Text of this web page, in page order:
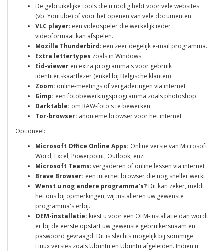
De gebruikelijke tools die u nodig hebt voor vele websites
(vb. Youtube) of voor het openen van vele documenten.
VLC player: een videospeler die werkelijk ieder
videoformaat kan afspelen.
Mozilla Thunderbird: een zeer degelijk e-mail programma.
Extra lettertypes zoals in Windows
Eid-viewer en extra programma's voor gebruik
identiteitskaartlezer (enkel bij Belgische klanten)
Zoom: online-meetings of vergaderingen via internet
Gimp: een fotobewerkingsprogramma zoals photoshop
Darktable: om RAW-foto's te bewerken
Tor-browser: anonieme browser voor het internet
Optioneel:
Microsoft Office Online Apps: Online versie van Microsoft
Word, Excel, Powerpoint, Outlook, enz.
Microsoft Teams: vergaderen of online lessen via internet
Brave Browser: een internet browser die nog sneller werkt
Wenst u nog andere programma's? Dit kan zeker, meldt
het ons bij opmerkingen, wij installeren uw gewenste
programma's erbij.
OEM-installatie: kiest u voor een OEM-installatie dan wordt
er bij de eerste opstart uw gewenste gebruikersnaam en
paswoord gevraagd. Dit is slechts mogelijk bij sommige
Linux versies zoals Ubuntu en Ubuntu afgeleiden. Indien u